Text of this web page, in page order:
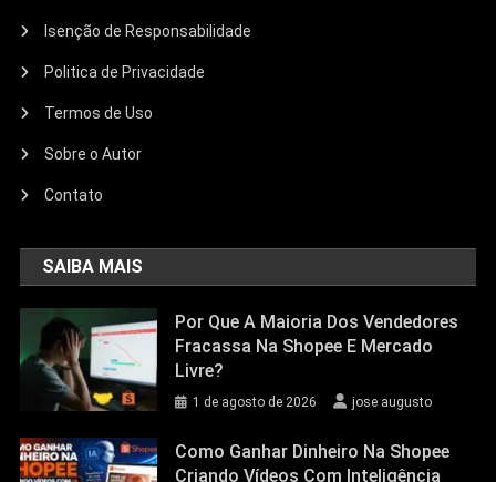
Isenção de Responsabilidade
Politica de Privacidade
Termos de Uso
Sobre o Autor
Contato
SAIBA MAIS
Por Que A Maioria Dos Vendedores
Fracassa Na Shopee E Mercado
Livre?
1 de agosto de 2026 jose augusto
Como Ganhar Dinheiro Na Shopee
Criando Vídeos Com Inteligência